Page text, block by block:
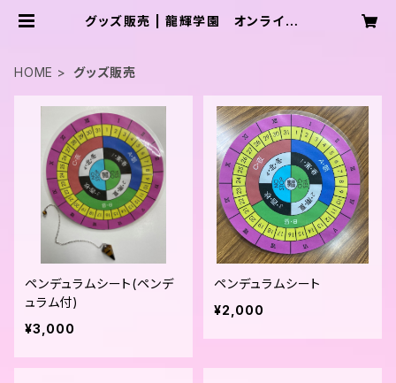
グッズ販売 | 龍輝学園 オンラインシ
HOME グッズ販売
ペンデュラムシート(ペンデ
ュラム付)
¥3,000
ペンデュラムシート
¥2,000